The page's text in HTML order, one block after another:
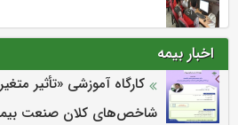
اخبار بیمه
كارگاه آموزشی «تأثیر
شاخص‌های كلان صنعت